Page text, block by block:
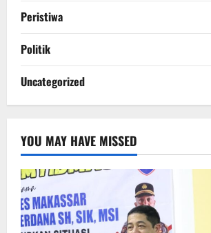
Peristiwa
Politik
Uncategorized
YOU MAY HAVE MISSED